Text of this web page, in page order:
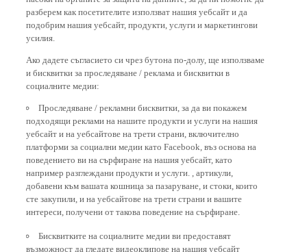
разберем как посетителите използват нашия уебсайт и да
подобрим нашия уебсайт, продукти, услуги и маркетингови
усилия.
Ако дадете съгласието си чрез бутона по-долу, ще използваме
и бисквитки за проследяване / реклама и бисквитки в
социалните медии:
Проследяване / рекламни бисквитки, за да ви покажем
подходящи реклами на нашите продукти и услуги на нашия
уебсайт и на уебсайтове на трети страни, включително
платформи за социални медии като Facebook, въз основа на
поведението ви на сърфиране на нашия уебсайт, като
например разглеждани продукти и услуги. , артикули,
добавени към вашата кошница за пазаруване, и стоки, които
сте закупили, и на уебсайтове на трети страни и вашите
интереси, получени от такова поведение на сърфиране.
Бисквитките на социалните медии ви предоставят
възможност да гледате видеоклипове на нашия уебсайт